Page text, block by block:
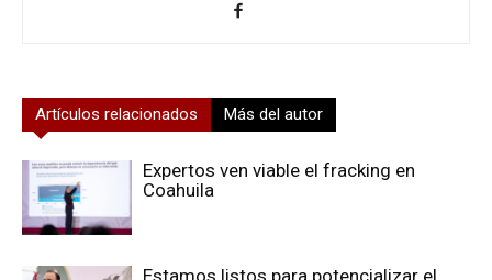
Artículos relacionados Más del autor
Expertos ven viable el fracking en
Coahuila
Estamos listos para potencializar el